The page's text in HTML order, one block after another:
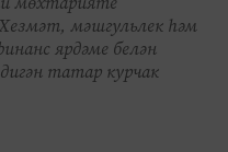
мәшгульлек һәм
ярдәме белән
татар курчак